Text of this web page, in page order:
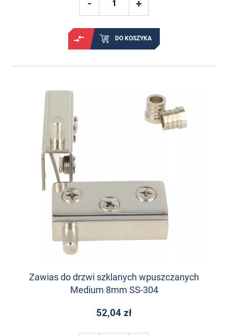
DO KOSZYKA
Zawias do drzwi szklanych wpuszczanych
Medium 8mm SS-304
52,04 zł